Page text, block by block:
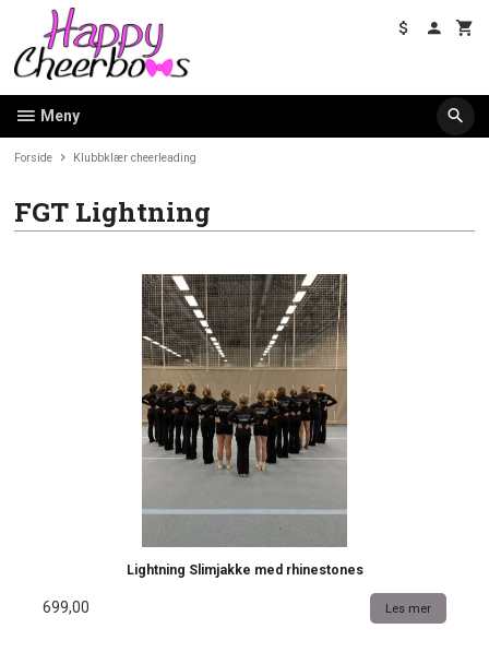
innholdet
Meny
Forside Klubbklær cheerleading
FGT Lightning
Lightning Slimjakke med rhinestones
699,00 Les mer